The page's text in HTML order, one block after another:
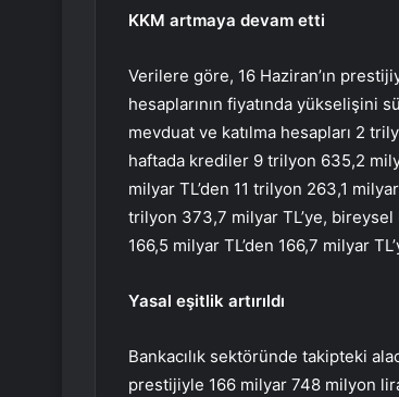
KKM artmaya devam etti
Verilere göre, 16 Haziran’ın
hesaplarının fiyatında yükselişini
mevduat ve katılma hesapları 2
haftada krediler 9 trilyon 635,2
milyar TL’den 11 trilyon 263,1
trilyon 373,7 milyar TL’ye, bireysel
166,5 milyar TL’den 166,7 milyar
Yasal eşitlik artırıldı
Bankacılık sektöründe takipteki
prestijiyle 166 milyar 748 milyon